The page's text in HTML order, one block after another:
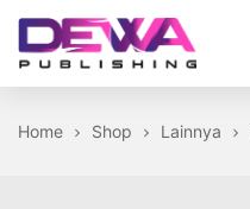
Skip
theDewa
Home
Shop Lainnya